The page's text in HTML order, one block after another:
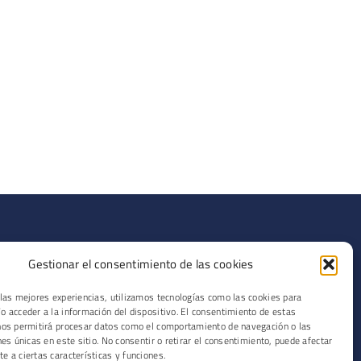
Gestionar el consentimiento de las cookies
mejores experiencias, utilizamos tecnologías como las cookies para
acceder a la información del dispositivo. El consentimiento de estas
permitirá procesar datos como el comportamiento de navegación o las
únicas en este sitio. No consentir o retirar el consentimiento, puede afectar
a ciertas características y funciones.
Blog
Podcast
Contacto